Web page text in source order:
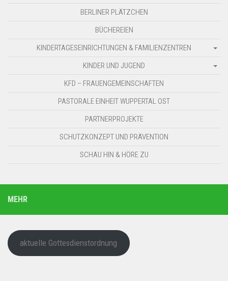
BERLINER PLÄTZCHEN
BÜCHEREIEN
KINDERTAGESEINRICHTUNGEN & FAMILIENZENTREN
KINDER UND JUGEND
KFD – FRAUENGEMEINSCHAFTEN
PASTORALE EINHEIT WUPPERTAL OST
PARTNERPROJEKTE
SCHUTZKONZEPT UND PRÄVENTION
SCHAU HIN & HÖRE ZU
MEHR
aktuelle Gottesdienstordnung